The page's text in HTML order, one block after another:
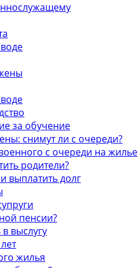
за обучение
снимут ли с очереди?
с очереди на жилье
родители?
выплатить долг
пенсии?
выслугу
жилья